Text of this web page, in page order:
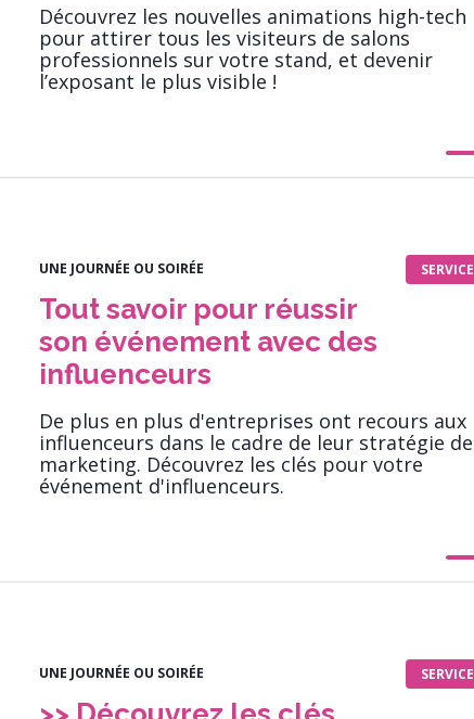
Découvrez les nouvelles animations high-­tech
pour attirer tous les visiteurs de salons
professionnels sur votre stand, et devenir
l’exposant le plus visible !
SERVICE
UNE JOURNÉE OU SOIRÉE
Tout savoir pour réussir
son événement avec des
influenceurs
De plus en plus d'entreprises ont recours aux
influenceurs dans le cadre de leur stratégie de
marketing. Découvrez les clés pour votre
événement d'influenceurs.
SERVICE
UNE JOURNÉE OU SOIRÉE